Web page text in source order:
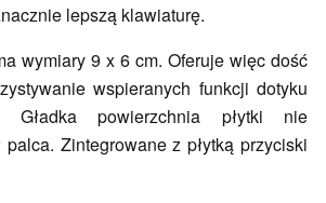
lepszą klawiaturę.
wymiary 9 x 6 cm. Oferuje więc dość
wspieranych funkcji dotyku
Gładka powierzchnia płytki nie
Zintegrowane z płytką przyciski